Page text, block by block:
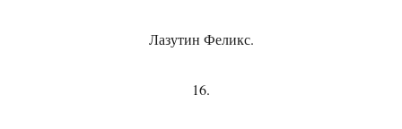
Лазутин Феликс.
16.